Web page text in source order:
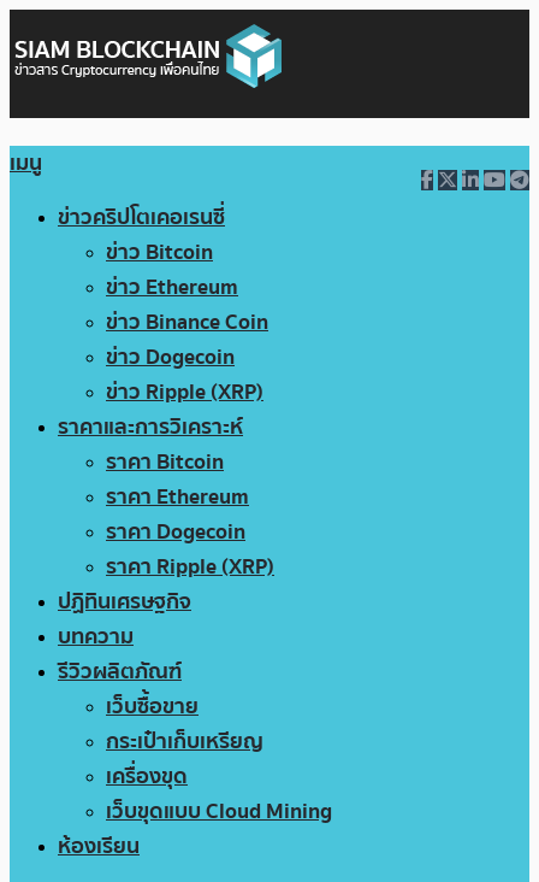
เมนู
ข่าวคริปโตเคอเรนซี่
ข่าว Bitcoin
ข่าว Ethereum
ข่าว Binance Coin
ข่าว Dogecoin
ข่าว Ripple (XRP)
ราคาและการวิเคราะห์
ราคา Bitcoin
ราคา Ethereum
ราคา Dogecoin
ราคา Ripple (XRP)
ปฏิทินเศรษฐกิจ
บทความ
รีวิวผลิตภัณฑ์
เว็บซื้อขาย
กระเป๋าเก็บเหรียญ
เครื่องขุด
เว็บขุดแบบ Cloud Mining
ห้องเรียน